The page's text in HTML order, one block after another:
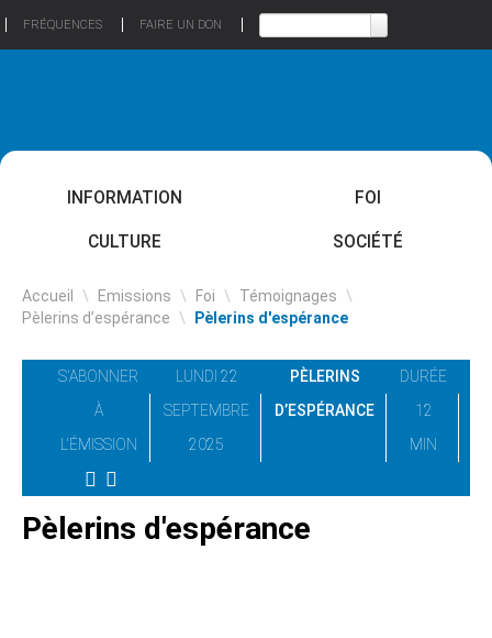
FRÉQUENCES FAIRE UN DON
INFORMATION FOI
CULTURE SOCIÉTÉ
Accueil \ Emissions \ Foi \ Témoignages \
Pèlerins d’espérance \ Pèlerins d'espérance
S'ABONNER
À
L'ÉMISSION
LUNDI 22
SEPTEMBRE
2025
PÈLERINS
D’ESPÉRANCE
DURÉE
12
MIN
Pèlerins d'espérance